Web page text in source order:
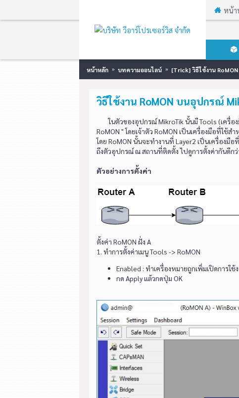
หน้า
หน้าหลัก บทความออนไลน์ [Trick] วิธีใช้งาน
วิธีใช้งาน RoMON บนอุปกรณ์
ในตัวของอุปกรณ์ MikroTik นั้นมี Tools (เครื่อ
RoMON " โดยเจ้าตัว RoMON เป็นเครื่องมือที่
โดย RoMON นั้นจะทำงานที่ Layer2 เป็นเครื่องมื
ถึงตัวอุปกรณ์ ณ สถานที่ติดตั้ง ไปดูการตั้งค่ากันดีกว่
ตัวอย่างการตั้งค่า
ตั้งค่า RoMON ฝั่ง A
1. ทำการตั้งค่าเมนู Tools -> RoMON
Enabled : ทำเครื่องหมายถูกเพิ่มเปิดการใช้
กด Apply แล้วกดปุ่ม OK